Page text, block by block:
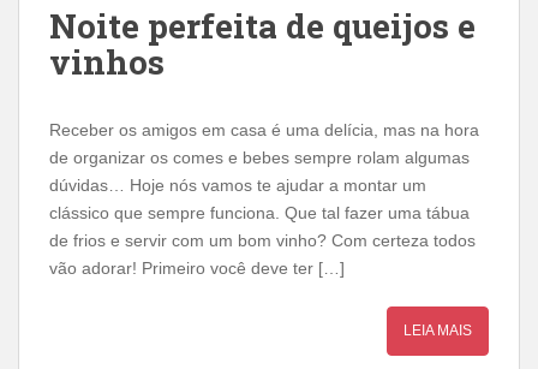
Noite perfeita de queijos e
vinhos
Receber os amigos em casa é uma delícia, mas na hora
de organizar os comes e bebes sempre rolam algumas
dúvidas… Hoje nós vamos te ajudar a montar um
clássico que sempre funciona. Que tal fazer uma tábua
de frios e servir com um bom vinho? Com certeza todos
vão adorar! Primeiro você deve ter […]
LEIA MAIS